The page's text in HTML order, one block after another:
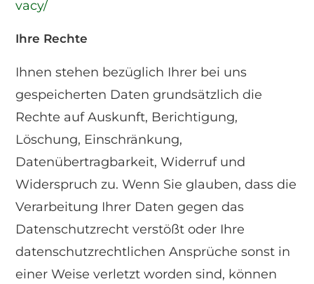
vacy/
Ihre Rechte
Ihnen stehen bezüglich Ihrer bei uns
gespeicherten Daten grundsätzlich die
Rechte auf Auskunft, Berichtigung,
Löschung, Einschränkung,
Datenübertragbarkeit, Widerruf und
Widerspruch zu. Wenn Sie glauben, dass die
Verarbeitung Ihrer Daten gegen das
Datenschutzrecht verstößt oder Ihre
datenschutzrechtlichen Ansprüche sonst in
einer Weise verletzt worden sind, können